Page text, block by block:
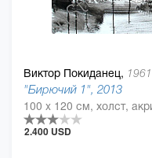
Виктор Покиданец, 1961
"Бирючий 1", 2013
100 x 120 см, холст,
2.400 USD